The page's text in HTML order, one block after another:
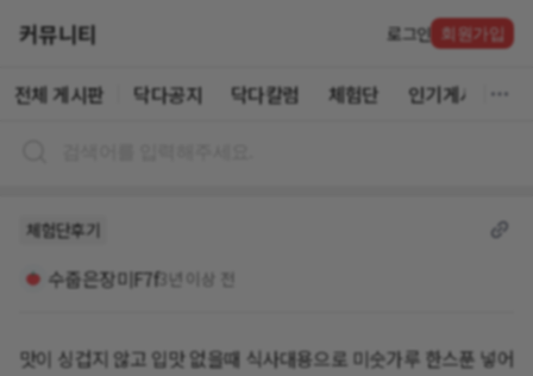
커뮤니티 로그인 회원가입
전체 게시판 닥다공지 닥다칼럼 체험단 인기게시글
체험단후기
수줍은장미F7f3년 이상 전
맛이 싱겁지 않고 입맛 없을때 식사대용으로 미숫가루 한스푼 넣어